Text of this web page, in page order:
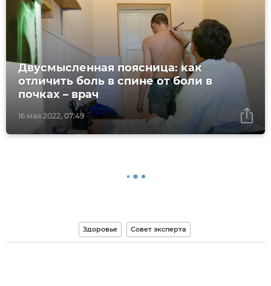
16 мая 2022, 07:49
Двусмысленная поясница: как
отличить боль в спине от боли в
почках – врач
Здоровье Совет эксперта